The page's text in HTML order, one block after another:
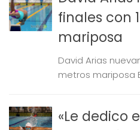
finales con
mariposa
David Arias
metros mariposa
«Le dedico